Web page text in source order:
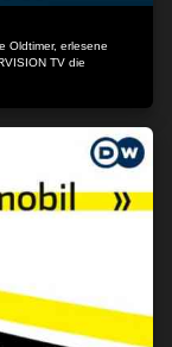
Oldtimer, erlesene
TV die